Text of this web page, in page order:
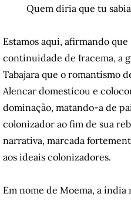
Quem diria que tu
Estamos aqui, afirmando que
continuidade de Iracema, a
Tabajara que o romantismo
Alencar domesticou e
dominação, matando-a de
colonizador ao fim de sua
narrativa, marcada
aos ideais colonizadores.
Em nome de Moema, a índia